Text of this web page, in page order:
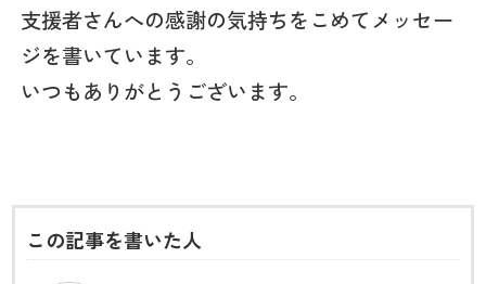
支援者さんへの感謝の気持ちをこめてメッセー
ジを書いています。
いつもありがとうございます。
この記事を書いた人